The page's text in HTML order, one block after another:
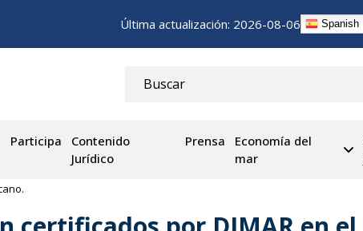
Última actualización: 2026-08-06 Spanish
Participa
Contenido
Jurídico
Prensa
Economía del
mar